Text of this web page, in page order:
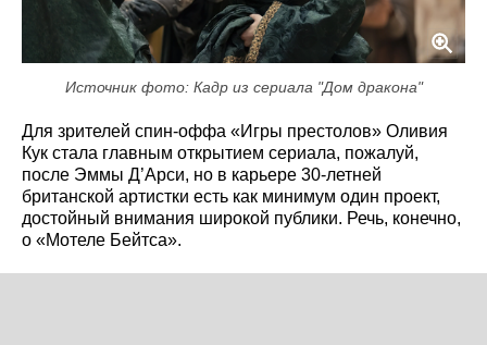
Источник фото: Кадр из сериала "Дом дракона"
Для зрителей спин-оффа «Игры престолов» Оливия
Кук стала главным открытием сериала, пожалуй,
после Эммы Д’Арси, но в карьере 30-летней
британской артистки есть как минимум один проект,
достойный внимания широкой публики. Речь, конечно,
о «Мотеле Бейтса».